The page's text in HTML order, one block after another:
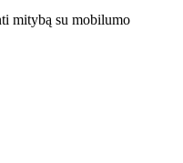
mitybą su mobilumo